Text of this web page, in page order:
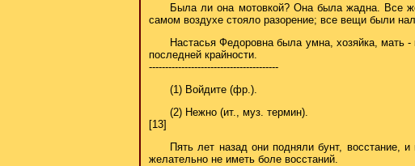
Была ли она мотовкой? Она была жадна. Все
самом воздухе стояло разорение; все вещи были
Настасья Федоровна была умна, хозяйка, мать
последней крайности.
----------------------------------------
(1) Войдите (фр.).
(2) Нежно (ит., муз. термин).
[13]
Пять лет назад они подняли бунт, восстание,
желательно не иметь боле восстаний.